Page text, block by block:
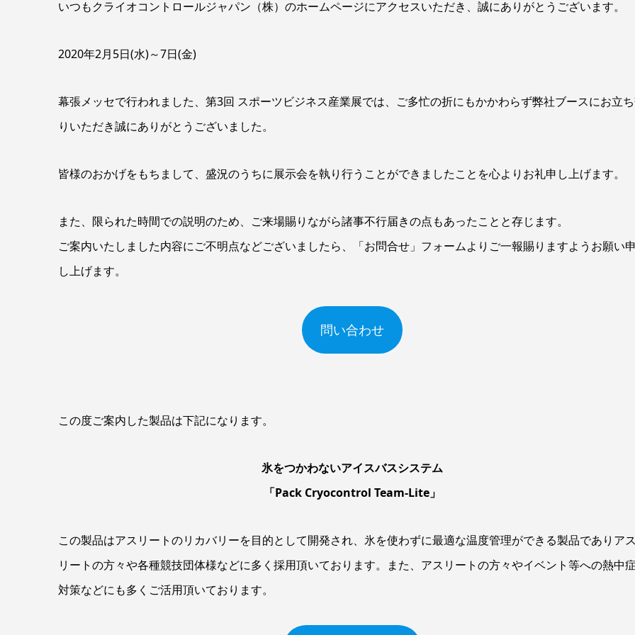
いつもクライオコントロールジャパン（株）のホームページにアクセスいただき、誠にありがとうございます。
2020年2月5日(水)～7日(金)
幕張メッセで行われました、第3回 スポーツビジネス産業展では、ご多忙の折にもかかわらず弊社ブースにお立
りいただき誠にありがとうございました。
皆様のおかげをもちまして、盛況のうちに展示会を執り行うことができましたことを心よりお礼申し上げます。
また、限られた時間での説明のため、ご来場賜りながら諸事不行届きの点もあったことと存じます。
ご案内いたしました内容にご不明点などございましたら、「お問合せ」フォームよりご一報賜りますようお願い
し上げます。
問い合わせ
この度ご案内した製品は下記になります。
氷をつかわないアイスバスシステム
「Pack Cryocontrol Team-Lite」
この製品はアスリートのリカバリーを目的として開発され、氷を使わずに最適な温度管理ができる製品でありア
リートの方々や各種競技団体様などに多く採用頂いております。また、アスリートの方々やイベント等への熱中
対策などにも多くご活用頂いております。